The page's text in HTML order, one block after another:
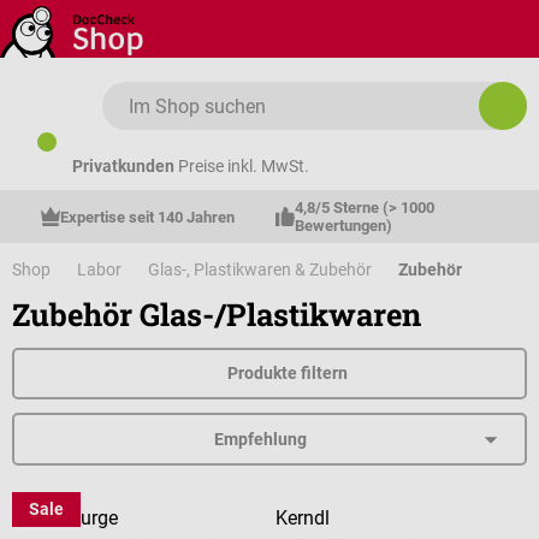
Zum Hauptinhalt springen
Privatkunden Preise inkl. MwSt.
Expertise seit 140 Jahren
4,8/5 Sterne (> 1000
Bewertungen)
Shop Labor Glas-, Plastikwaren & Zubehör Zubehör
Zubehör Glas-/Plastikwaren
Produkte filtern
Sale
DermaPurge Kerndl